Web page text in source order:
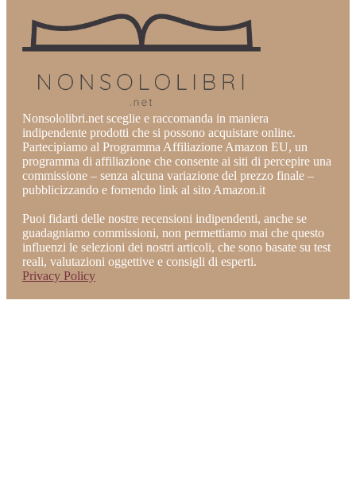
Nonsololibri.net sceglie e raccomanda in maniera
indipendente prodotti che si possono acquistare online.
Partecipiamo al Programma Affiliazione Amazon EU, un
programma di affiliazione che consente ai siti di percepire una
commissione – senza alcuna variazione del prezzo finale –
pubblicizzando e fornendo link al sito Amazon.it
Puoi fidarti delle nostre recensioni indipendenti, anche se
guadagniamo commissioni, non permettiamo mai che questo
influenzi le selezioni dei nostri articoli, che sono basate su test
reali, valutazioni oggettive e consigli di esperti.
Privacy Policy